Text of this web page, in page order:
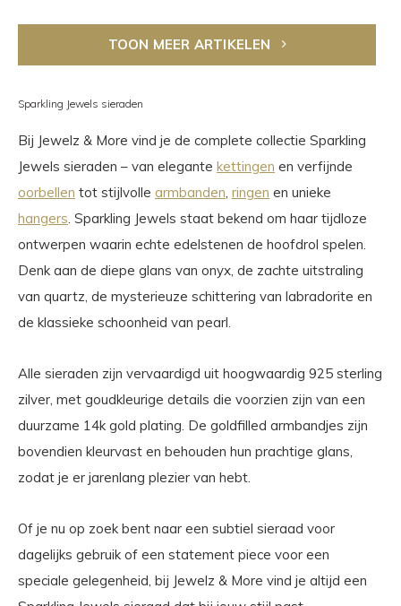
TOON MEER ARTIKELEN
Sparkling Jewels sieraden
Bij Jewelz & More vind je de complete collectie Sparkling
Jewels sieraden – van elegante kettingen en verfijnde
oorbellen tot stijlvolle armbanden, ringen en unieke
hangers. Sparkling Jewels staat bekend om haar tijdloze
ontwerpen waarin echte edelstenen de hoofdrol spelen.
Denk aan de diepe glans van onyx, de zachte uitstraling
van quartz, de mysterieuze schittering van labradorite en
de klassieke schoonheid van pearl.
Alle sieraden zijn vervaardigd uit hoogwaardig 925 sterling
zilver, met goudkleurige details die voorzien zijn van een
duurzame 14k gold plating. De goldfilled armbandjes zijn
bovendien kleurvast en behouden hun prachtige glans,
zodat je er jarenlang plezier van hebt.
Of je nu op zoek bent naar een subtiel sieraad voor
dagelijks gebruik of een statement piece voor een
speciale gelegenheid, bij Jewelz & More vind je altijd een